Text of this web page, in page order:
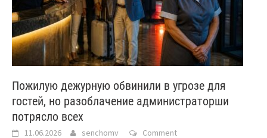
Пожилую дежурную обвинили в угрозе для
гостей, но разоблачение администраторши
потрясло всех
11.06.2026 senchomv Comment